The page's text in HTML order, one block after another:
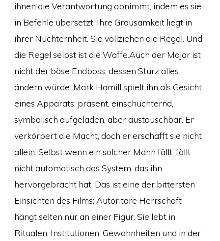
ihnen die Verantwortung abnimmt, indem es sie
in Befehle übersetzt. Ihre Grausamkeit liegt in
ihrer Nüchternheit. Sie vollziehen die Regel. Und
die Regel selbst ist die Waffe.Auch der Major ist
nicht der böse Endboss, dessen Sturz alles
ändern würde. Mark Hamill spielt ihn als Gesicht
eines Apparats: präsent, einschüchternd,
symbolisch aufgeladen, aber austauschbar. Er
verkörpert die Macht, doch er erschafft sie nicht
allein. Selbst wenn ein solcher Mann fällt, fällt
nicht automatisch das System, das ihn
hervorgebracht hat. Das ist eine der bittersten
Einsichten des Films: Autoritäre Herrschaft
hängt selten nur an einer Figur. Sie lebt in
Ritualen, Institutionen, Gewohnheiten und in der